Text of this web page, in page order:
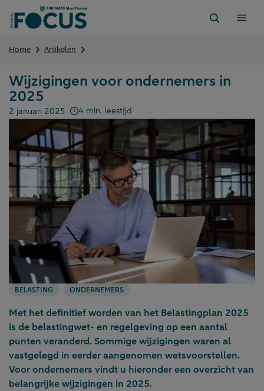
naar
Home Artikelen
in
Wijzigingen voor ondernemers in
2025
Gepubliceerd op:
2 januari 2025 4 min. leestijd
BELASTING ONDERNEMERS
Met het definitief worden van het Belastingplan 2025
is de belastingwet- en regelgeving op een aantal
punten veranderd. Sommige wijzigingen waren al
vastgelegd in eerder aangenomen wetsvoorstellen.
Voor ondernemers vindt u hieronder een overzicht van
belangrijke wijzigingen in 2025.